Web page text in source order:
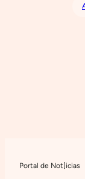
Portal de Not[icias